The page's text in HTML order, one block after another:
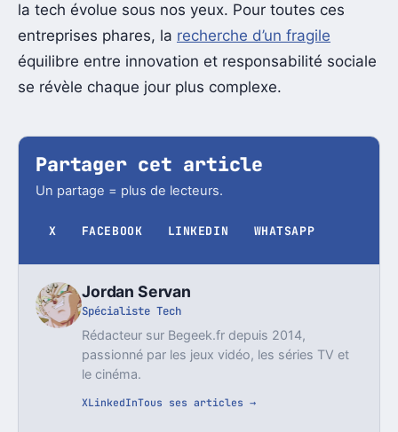
la tech évolue sous nos yeux. Pour toutes ces
entreprises phares, la recherche d’un fragile
équilibre entre innovation et responsabilité sociale
se révèle chaque jour plus complexe.
Partager cet article
Un partage = plus de lecteurs.
X FACEBOOK LINKEDIN WHATSAPP
Jordan Servan
Spécialiste Tech
Rédacteur sur Begeek.fr depuis 2014,
passionné par les jeux vidéo, les séries TV et
le cinéma.
XLinkedInTous ses articles →